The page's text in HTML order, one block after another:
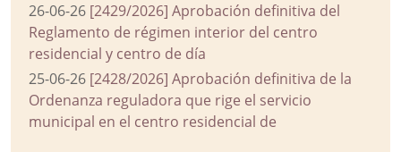
26-06-26 [2429/2026] Aprobación definitiva del
Reglamento de régimen interior del centro
residencial y centro de día
25-06-26 [2428/2026] Aprobación definitiva de la
Ordenanza reguladora que rige el servicio
municipal en el centro residencial de